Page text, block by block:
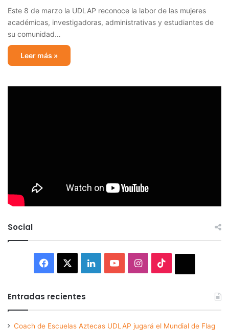
Este 8 de marzo la UDLAP reconoce la labor de las mujeres
académicas, investigadoras, administrativas y estudiantes de
su comunidad…
Leer más »
Social
Facebook LinkedInYouTubeInstagram
Entradas recientes
Coach de Escuelas Aztecas UDLAP jugará el Mundial de Flag